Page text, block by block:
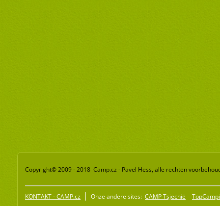
Copyright© 2009 - 2018 Camp.cz - Pavel Hess, alle rechten
KONTAKT - CAMP.cz Onze andere sites: CAMP Tsjechië